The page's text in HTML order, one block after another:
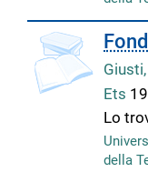
Ets
Lo
della